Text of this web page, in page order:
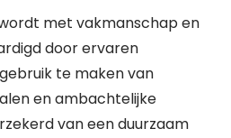
met vakmanschap en
door ervaren
te maken van
en ambachtelijke
van een duurzaam